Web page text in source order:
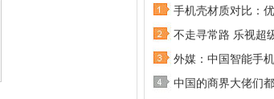
手机壳材质对比：
不走寻常路 乐视超
外媒：中国智能手
中国的商界大佬们